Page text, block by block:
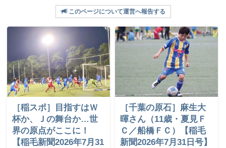
このページについて運営へ報告する
［稲スポ］目指すはＷ
杯か、Ｊの舞台か…世
界の原点がここに！
【稲毛新聞2026年7月31
［千葉の原石］麻生大
暉さん（11歳・夏見Ｆ
Ｃ／船橋ＦＣ）【稲毛
新聞2026年7月31日号】